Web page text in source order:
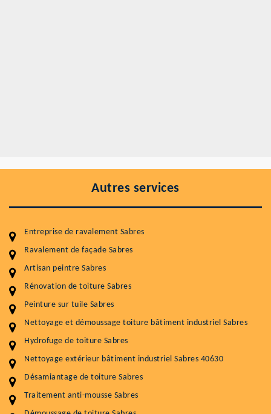
Autres services
Entreprise de ravalement Sabres
Ravalement de façade Sabres
Artisan peintre Sabres
Rénovation de toiture Sabres
Peinture sur tuile Sabres
Nettoyage et démoussage toiture bâtiment industriel Sabres
Hydrofuge de toiture Sabres
Nettoyage extérieur bâtiment industriel Sabres 40630
Désamiantage de toiture Sabres
Traitement anti-mousse Sabres
Entretenir votre toiture, c'est préserver sa
durabilité
Plus de 15 ans d'expérience en couverture et facade
Service
Nettoyageb toiture
Démoussage toiture
Traitement hydrofuge toiture